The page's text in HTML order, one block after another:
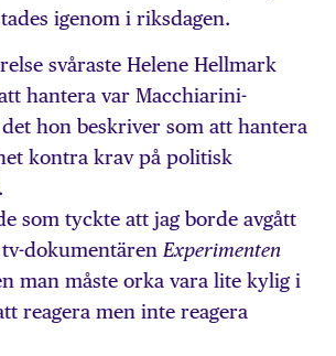
igenom i riksdagen.
svåraste Helene Hellmark
hantera var Macchiarini-
hon beskriver som att hantera
kontra krav på politisk
som tyckte att jag borde avgått
dokumentärenExperimenten
man måste orka vara lite kylig i
reagera men inte reagera